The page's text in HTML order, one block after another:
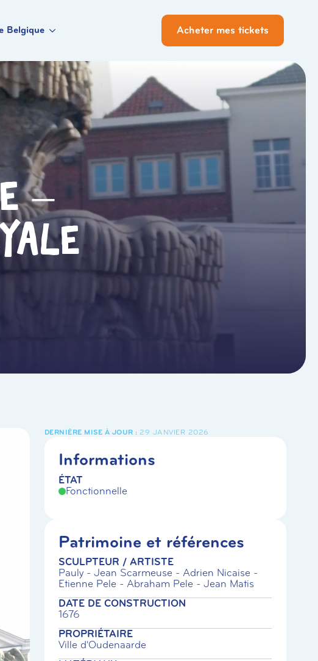
Belgique Acheter mes tickets
–
29 JANVIER 2026
Informations
ÉTAT
Fonctionnelle
Patrimoine et références
SCULPTEUR / ARTISTE
Pauly - Jean Scarmeuse - Adrien Nicaise -
Etienne Pele - Abraham Pele - Jean Matis
DATE DE CONSTRUCTION
1676
PROPRIÉTAIRE
Ville d'Oudenaarde